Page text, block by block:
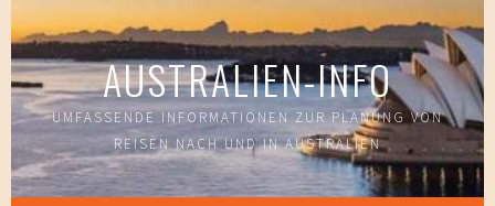
Springe
zum
Inhalt
AUSTRALIEN-INFO
UMFASSENDE INFORMATIONEN ZUR PLANUNG VON
REISEN NACH UND IN AUSTRALIEN